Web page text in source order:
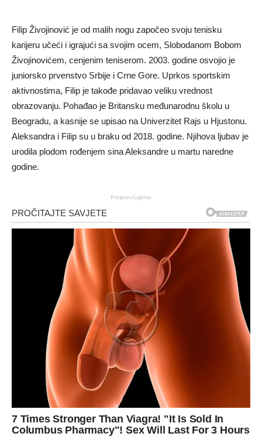
Filip Živojinović je od malih nogu započeo svoju tenisku
karijeru učeći i igrajući sa svojim ocem, Slobodanom Bobom
Živojinovićem, cenjenim teniserom. 2003. godine osvojio je
juniorsko prvenstvo Srbije i Crne Gore. Uprkos sportskim
aktivnostima, Filip je takođe pridavao veliku vrednost
obrazovanju. Pohađao je Britansku međunarodnu školu u
Beogradu, a kasnije se upisao na Univerzitet Rajs u Hjustonu.
Aleksandra i Filip su u braku od 2018. godine. Njihova ljubav je
urodila plodom rođenjem sina Aleksandre u martu naredne
godine.
Preporučujemo